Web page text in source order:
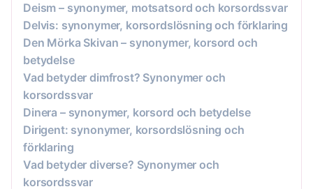
Deism – synonymer, motsatsord och korsordssvar
Delvis: synonymer, korsordslösning och förklaring
Den Mörka Skivan – synonymer, korsord och
betydelse
Vad betyder dimfrost? Synonymer och
korsordssvar
Dinera – synonymer, korsord och betydelse
Dirigent: synonymer, korsordslösning och
förklaring
Vad betyder diverse? Synonymer och
korsordssvar